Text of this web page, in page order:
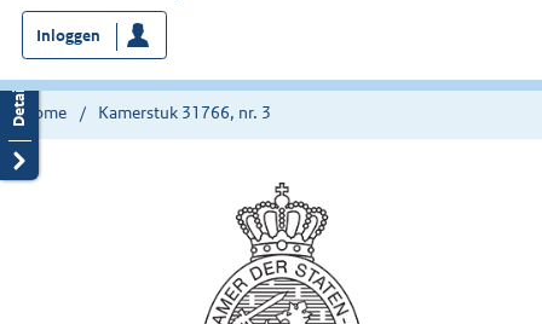
bent
nu
hier:
Inloggen
Home Kamerstuk 31766, nr. 3